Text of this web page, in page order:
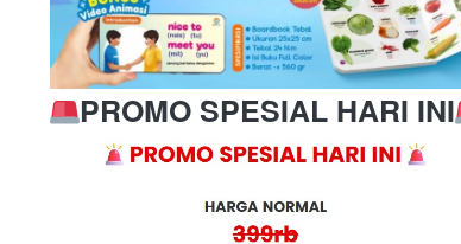
PROMO SPESIAL HARI INI